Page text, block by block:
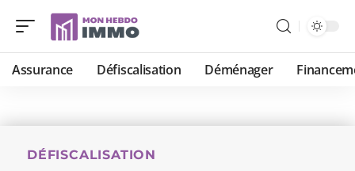
Assurance Défiscalisation Déménager
DÉFISCALISATION